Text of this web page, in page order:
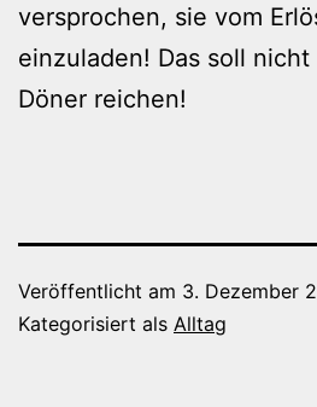
versprochen, sie vom
einzuladen! Das soll
Döner reichen!
Veröffentlicht am 3. Dezember
Kategorisiert als Alltag